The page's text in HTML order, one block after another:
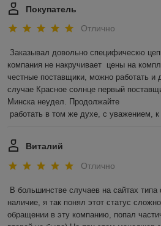
Покупатель
Отлично
Заказывал довольно специфическю
компания не накручивает  цены на
честные поставщики, можно работать
случае Красное солнце первый
Минска неудел. Продолжайте
работать в том же духе, с уважением, к
Виталий
Отлично
В большинстве случаев на сайтах
наличие, я так понял этот статус
обращении в эту компанию, попал